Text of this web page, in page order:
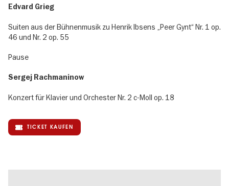
Edvard Grieg
Suiten aus der Bühnenmusik zu Henrik Ibsens „Peer Gynt“ Nr. 1 op.
46 und Nr. 2 op. 55
Pause
Sergej Rachmaninow
Konzert für Klavier und Orchester Nr. 2 c-Moll op. 18
TICKET KAUFEN